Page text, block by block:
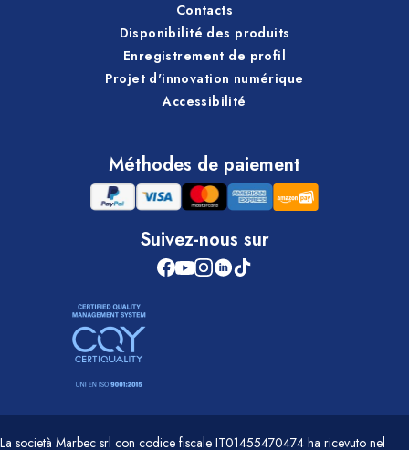
Contacts
Disponibilité des produits
Enregistrement de profil
Projet d'innovation numérique
Accessibilité
Méthodes de paiement
Suivez-nous sur
La società Marbec srl con codice fiscale IT01455470474 ha ricevuto nel